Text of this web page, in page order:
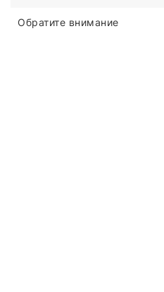
Обратите внимание